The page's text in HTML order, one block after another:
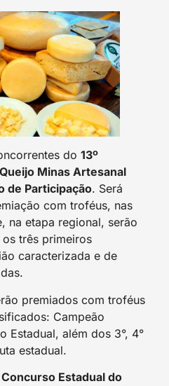
do 13º
Minas Artesanal
de Participação. Será
com troféus, nas
na etapa regional, serão
três primeiros
caracterizada e de
premiados com troféus
Campeão
Estadual, além dos 3°, 4°
estadual.
Concurso Estadual do